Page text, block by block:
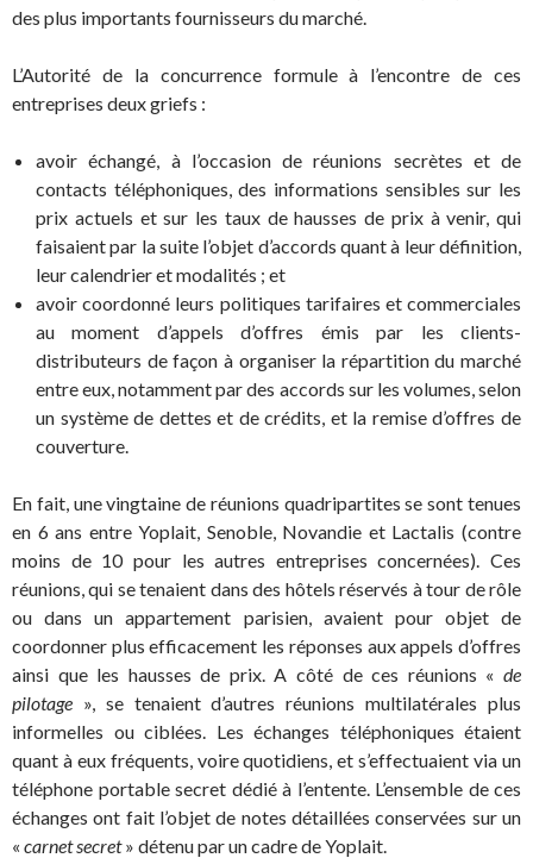
des plus importants fournisseurs du marché.
L’Autorité de la concurrence formule à l’encontre de ces
entreprises deux griefs :
avoir échangé, à l’occasion de réunions secrètes et de
contacts téléphoniques, des informations sensibles sur les
prix actuels et sur les taux de hausses de prix à venir, qui
faisaient par la suite l’objet d’accords quant à leur définition,
leur calendrier et modalités ; et
avoir coordonné leurs politiques tarifaires et commerciales
au moment d’appels d’offres émis par les clients-
distributeurs de façon à organiser la répartition du marché
entre eux, notamment par des accords sur les volumes, selon
un système de dettes et de crédits, et la remise d’offres de
couverture.
En fait, une vingtaine de réunions quadripartites se sont tenues
en 6 ans entre Yoplait, Senoble, Novandie et Lactalis (contre
moins de 10 pour les autres entreprises concernées). Ces
réunions, qui se tenaient dans des hôtels réservés à tour de rôle
ou dans un appartement parisien, avaient pour objet de
coordonner plus efficacement les réponses aux appels d’offres
ainsi que les hausses de prix. A côté de ces réunions « de
pilotage », se tenaient d’autres réunions multilatérales plus
informelles ou ciblées. Les échanges téléphoniques étaient
quant à eux fréquents, voire quotidiens, et s’effectuaient via un
téléphone portable secret dédié à l’entente. L’ensemble de ces
échanges ont fait l’objet de notes détaillées conservées sur un
« carnet secret» détenu par un cadre de Yoplait.